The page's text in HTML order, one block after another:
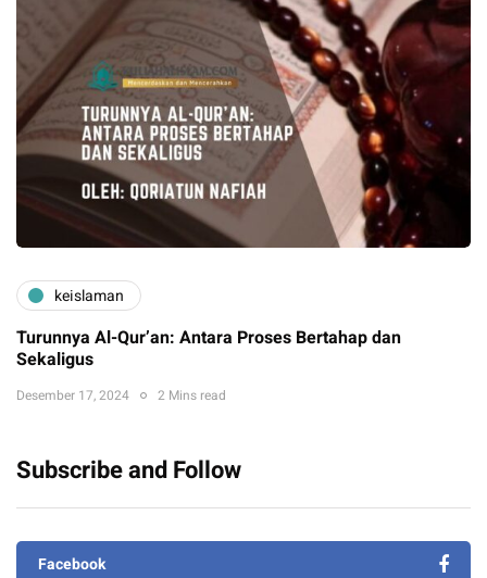
keislaman
Turunnya Al-Qur’an: Antara Proses Bertahap dan
Sekaligus
Desember 17, 2024 2 Mins read
Subscribe and Follow
Facebook